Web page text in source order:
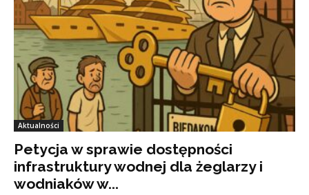
Aktualności
Petycja w sprawie dostępności
infrastruktury wodnej dla żeglarzy i
wodniaków w...